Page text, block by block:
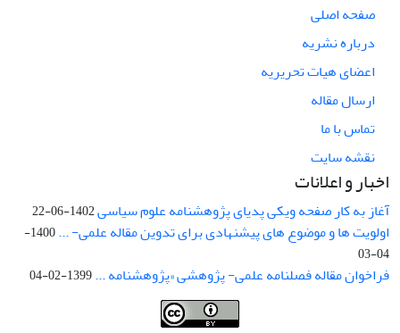
صفحه اصلی
درباره نشریه
اعضای هیات تحریریه
ارسال مقاله
تماس با ما
نقشه سایت
اخبار و اعلانات
آغاز به کار صفحه ویکی پدیای پژوهشنامه علوم سیاسی1402-06-22
اولویت ها و موضوع های پیشنهادی برای تدوین مقاله علمی- ...
1400-
04-03
فراخوان مقاله فصلنامه علمی- پژوهشی «پژوهشنامه ...1399-02-04